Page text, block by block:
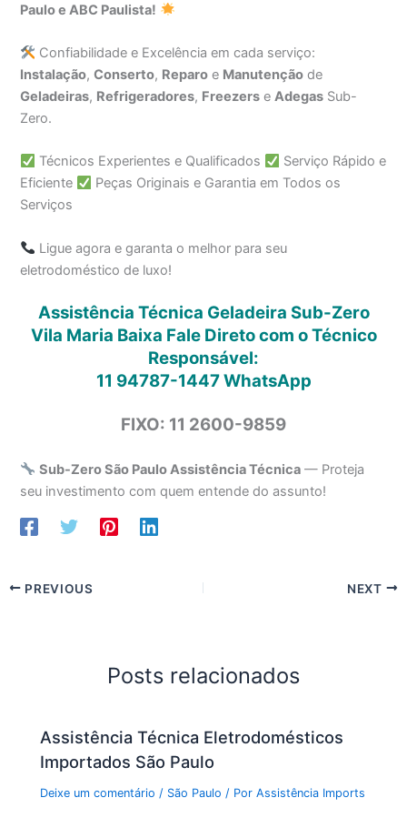
Paulo e ABC Paulista!
Confiabilidade e Excelência em cada serviço:
Instalação,Conserto, Reparo e Manutenção de
Geladeiras, Refrigeradores, Freezers eAdegas Sub-
Zero.
Técnicos Experientes e Qualificados
Serviço Rápido e
Eficiente
Peças Originais e Garantia em Todos os
Serviços
Ligue agora e garanta o melhor para seu
eletrodoméstico de luxo!
Assistência Técnica Geladeira Sub-Zero
Vila Maria Baixa Fale Direto com o Técnico
Responsável:
11 94787-1447WhatsApp
FIXO: 11 2600-9859
Sub-Zero São Paulo Assistência Técnica — Proteja
seu investimento com quem entende do assunto!
PREVIOUS NEXT
Posts relacionados
Assistência Técnica Eletrodomésticos
Importados São Paulo
Deixe um comentário / São Paulo / PorAssistência Imports